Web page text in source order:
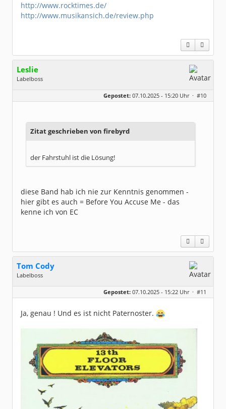
http://www.rocktimes.de/
http://www.musikansich.de/review.php
Leslie
Labelboss
in der Mitte zwischen Kölnarena und Festhalle Ffm
Beiträge:
48734
Gepostet: 07.10.2025 - 15:20 Uhr · #10
Zitat geschrieben von firebyrd
der Fahrstuhl ist die Lösung!
diese Band hab ich nie zur Kenntnis genommen -
hier gibt es auch = Before You Accuse Me - das
kenne ich von EC
Tom Cody
Labelboss
Geschlecht:
Alter:
70
Dabei seit:
11 / 2006
Gepostet: 07.10.2025 - 15:22 Uhr · #11
Ja, genau ! Und es ist nicht Paternoster.